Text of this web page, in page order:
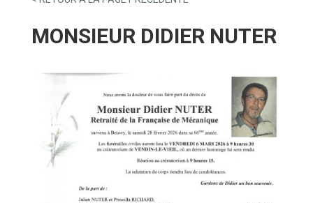
MONSIEUR DIDIER NUTER